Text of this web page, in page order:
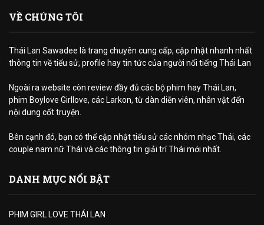
VỀ CHÚNG TÔI
Thái Lan Sawadee là trang chuyên cung cấp, cập nhật nhanh nhất
thông tin về tiểu sử, profile hay tin tức của người nổi tiếng Thái Lan
Ngoài ra website còn review đầy đủ các bộ phim hay Thái Lan,
phim Boylove Girllove, các Larkon, từ dàn diễn viên, nhân vật đến
nội dung cốt truyện.
Bên cạnh đó, bạn có thể cập nhật tiểu sử các nhóm nhạc Thái, các
couple nam nữ Thái và các thông tin giải trí Thái mới nhất.
DANH MỤC NỔI BẬT
PHIM GIRL LOVE THÁI LAN